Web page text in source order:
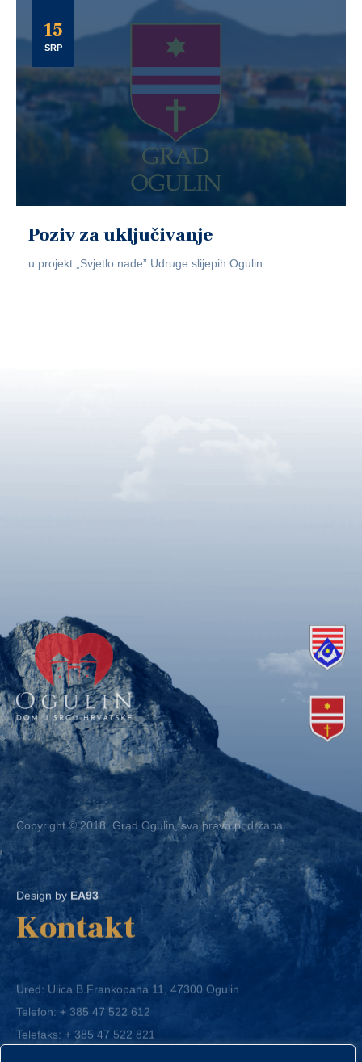
15
SRP
Poziv za uključivanje
u projekt „Svjetlo nade” Udruge slijepih Ogulin
Copyright © 2018. Grad Ogulin, sva prava pridržana.
Design byEA93
Kontakt
Ured: Ulica B.Frankopana 11, 47300 Ogulin
Telefon:+ 385 47 522 612
Telefaks:+ 385 47 522 821
E-mail:grad-ogulin@ogulin.hr